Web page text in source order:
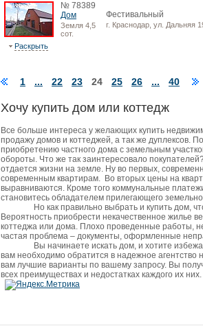
№ 78389
Дом
Земля 4,5
сот.
Фестивальный
г. Краснодар, ул. Дальняя
Раскрыть
1 ... 22 23 24 25 26 ... 40
Хочу купить дом или коттедж
Все больше интереса у желающих купить
продажу домов и коттеджей, а так же дуплексов.
приобретению частного дома с земельным
обороты. Что же так заинтересовало
отдается жизни на земле. Ну во первых,
современным квартирам. Во вторых цены на
выравниваются. Кроме того коммунальные
становитесь обладателем прилегающего
Но как правильно выбрать и купить дом,
Вероятность приобрести некачественное жилье
коттеджа или дома. Плохо проведенные работы,
частая проблема – документы, оформленные
Вы начинаете искать дом, и хотите
вам необходимо обратится в надежное
вам лучшие варианты по вашему запросу. Вы
всех преимуществах и недостатках каждого их них.